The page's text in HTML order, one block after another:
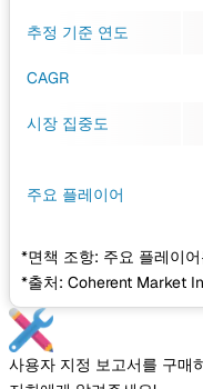
추정 기준 연도
CAGR
시장 집중도
주요 플레이어
*면책 조항: 주요 플레이
*출처: Coherent Market
사용자 지정 보고서를 구매